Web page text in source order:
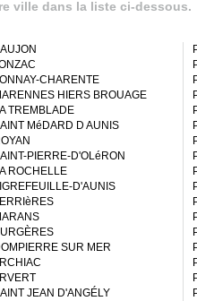
ville dans la liste ci-dessous.
CHARENTE
HIERS BROUAGE
TREMBLADE
MéDARD D AUNIS
PIERRE-D'OLéRON
ROCHELLE
D'AUNIS
SUR MER
JEAN D'ANGÉLY